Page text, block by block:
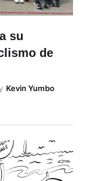
su
de
Kevin Yumbo